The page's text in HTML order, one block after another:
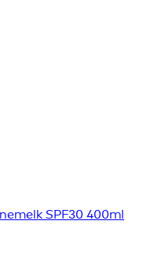
SPF30 400ml